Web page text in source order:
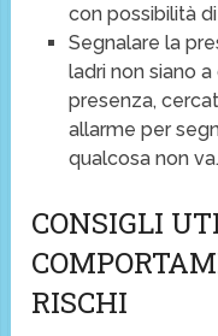
con possibilità
Segnalare la
ladri non siano
presenza,
allarme per
qualcosa non va.
CONSIGLI
RISCHI